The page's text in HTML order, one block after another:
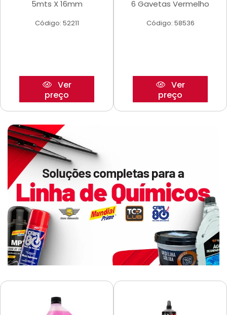
5mts X 16mm
Código: 52211
Ver
preço
6 Gavetas Vermelho
Código: 58536
Ver
preço